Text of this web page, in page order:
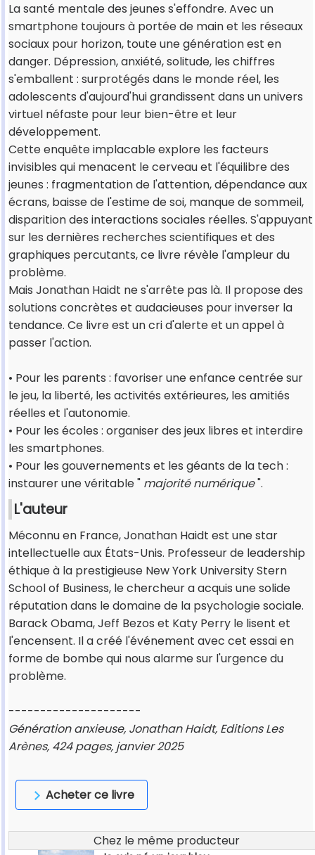
La santé mentale des jeunes s'effondre. Avec un
smartphone toujours à portée de main et les réseaux
sociaux pour horizon, toute une génération est en
danger. Dépression, anxiété, solitude, les chiffres
s'emballent : surprotégés dans le monde réel, les
adolescents d'aujourd'hui grandissent dans un univers
virtuel néfaste pour leur bien-être et leur
développement.
Cette enquête implacable explore les facteurs
invisibles qui menacent le cerveau et l'équilibre des
jeunes : fragmentation de l'attention, dépendance aux
écrans, baisse de l'estime de soi, manque de sommeil,
disparition des interactions sociales réelles. S'appuyant
sur les dernières recherches scientifiques et des
graphiques percutants, ce livre révèle l'ampleur du
problème.
Mais Jonathan Haidt ne s'arrête pas là. Il propose des
solutions concrètes et audacieuses pour inverser la
tendance. Ce livre est un cri d'alerte et un appel à
passer l'action.
• Pour les parents : favoriser une enfance centrée sur
le jeu, la liberté, les activités extérieures, les amitiés
réelles et l'autonomie.
• Pour les écoles : organiser des jeux libres et interdire
les smartphones.
• Pour les gouvernements et les géants de la tech :
instaurer une véritable " majorité numérique".
L'auteur
Méconnu en France, Jonathan Haidt est une star
intellectuelle aux États-Unis. Professeur de leadership
éthique à la prestigieuse New York University Stern
School of Business, le chercheur a acquis une solide
réputation dans le domaine de la psychologie sociale.
Barack Obama, Jeff Bezos et Katy Perry le lisent et
l'encensent. Il a créé l'événement avec cet essai en
forme de bombe qui nous alarme sur l'urgence du
problème.
---------------------
Génération anxieuse, Jonathan Haidt, Editions Les
Arènes, 424 pages, janvier 2025
Acheter ce livre
Chez le même producteur